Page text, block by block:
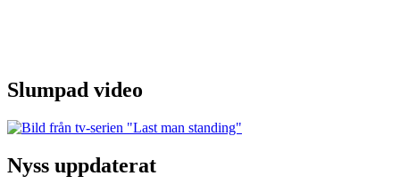
Slumpad video
Nyss uppdaterat